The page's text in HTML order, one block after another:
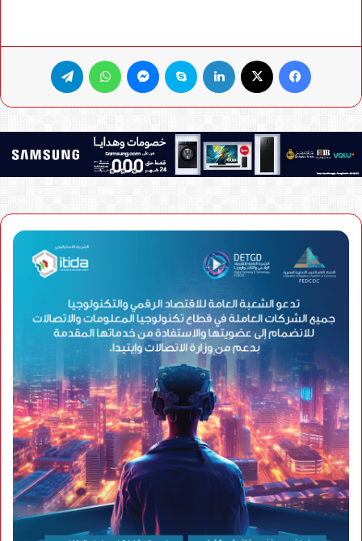
فيسبوك لينكدإن سكايب ماسنجر واتساب